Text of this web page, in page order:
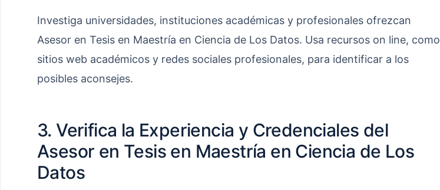
Investiga universidades, instituciones académicas y profesionales ofrezcan
Asesor en Tesis en Maestría en Ciencia de Los Datos. Usa recursos on line, como
sitios web académicos y redes sociales profesionales, para identificar a los
posibles aconsejes.
3. Verifica la Experiencia y Credenciales del
Asesor en Tesis en Maestría en Ciencia de Los
Datos